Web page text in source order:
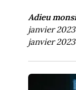
Adieu
janvier
janvier